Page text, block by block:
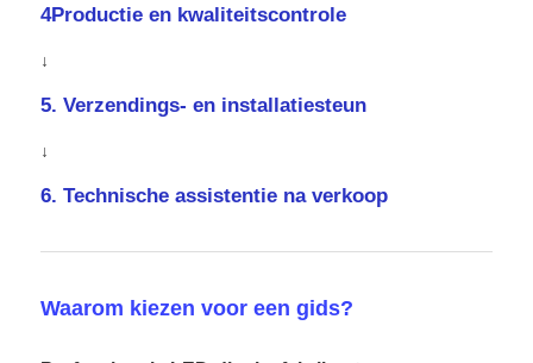
4Productie en kwaliteitscontrole
↓
5. Verzendings- en installatiesteun
↓
6. Technische assistentie na verkoop
Waarom kiezen voor een gids?